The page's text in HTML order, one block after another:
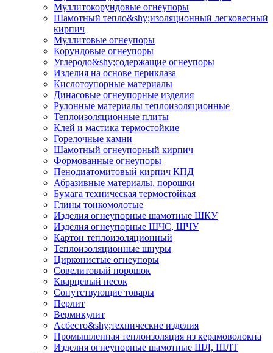
Муллито­корундовые огнеупоры
Шамотный тепло&shy;изоляционный легковесный
кирпич
Муллитовые огнеупоры
Корундовые огнеупоры
Углеродо&shy;содержащие огнеупоры
Изделия на основе периклаза
Кислотоупорные материалы
Динасовые огнеупорные изделия
Рулонные материалы теплоизоляционные
Тепло­изоляционные плиты
Клей и мастика термостойкие
Горелочные камни
Шамотный огнеупорный кирпич
Формованные огнеупоры
Пенодиатомитовый кирпич КПД
Абразивные материалы, порошки
Бумага техническая термостойкая
Глины тонкомолотые
Изделия огнеупорные шамотные ШКУ
Изделия огнеупорные ШЧС, ШЧУ
Картон теплоизоляционный
Теплоизоляционные шнуры
Цирконистые огнеупоры
Совелитовый порошок
Кварцевый песок
Сопутствующие товары
Перлит
Вермикулит
Асбесто&shy;технические изделия
Промышленная теплоизоляция из керамоволокна
Изделия огнеупорные шамотные ШЛ, ШЛТ